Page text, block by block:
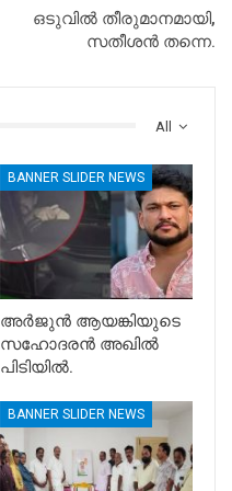
ഒടുവിൽ തീരുമാനമായി,
സതീശൻ തന്നെ.
All
BANNER SLIDER NEWS
അർജുൻ ആയങ്കിയുടെ
സഹോദരൻ അഖിൽ
പിടിയിൽ.
BANNER SLIDER NEWS